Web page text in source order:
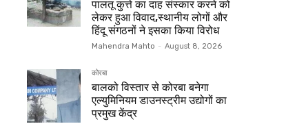
पालतू कुत्ते का दाह संस्कार करने को
लेकर हुआ विवाद,स्थानीय लोगों और
हिंदू संगठनों ने इसका किया विरोध
Mahendra Mahto - August 8, 2026
कोरबा
बालको विस्तार से कोरबा बनेगा
एल्युमिनियम डाउनस्ट्रीम उद्योगों का
प्रमुख केंद्र